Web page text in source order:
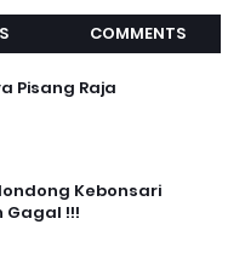
COMMENTS
Pisang Raja
Kebonsari
Gagal !!!